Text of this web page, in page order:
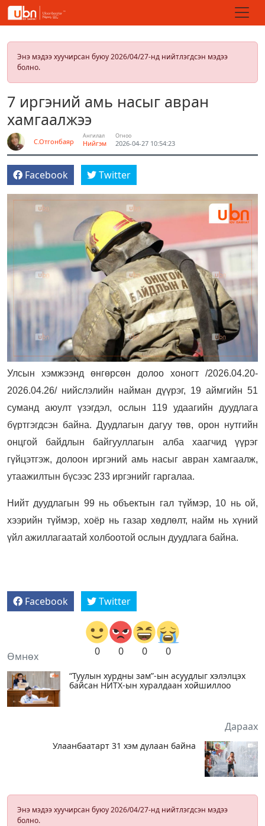
Энэ мэдээ хуучирсан буюу 2026/04/27-нд нийтлэгдсэн мэдээ
болно.
7 иргэний амь насыг авран
хамгаалжээ
С.Отгонбаяр
Ангилал
Нийгэм
Огноо
2026-04-27 10:54:23
Facebook Twitter
Улсын хэмжээнд өнгөрсөн долоо хоногт /2026.04.20-
2026.04.26/ нийслэлийн найман дүүрэг, 19 аймгийн 51
суманд аюулт үзэгдэл, ослын 119 удаагийн дуудлага
бүртгэгдсэн байна. Дуудлагын дагуу төв, орон нутгийн
онцгой байдлын байгууллагын алба хаагчид үүрэг
гүйцэтгэж, долоон иргэний амь насыг авран хамгаалж,
утаажилтын бүсээс 233 иргэнийг гаргалаа.
Нийт дуудлагын 99 нь объектын гал түймэр, 10 нь ой,
хээрийн түймэр, хоёр нь газар хөдлөлт, найм нь хүний
үйл ажиллагаатай холбоотой ослын дуудлага байна.
Facebook Twitter
0 0 0 0
Өмнөх
“Туулын хурдны зам”-ын асуудлыг хэлэлцэх
байсан НИТХ-ын хуралдаан хойшиллоо
Дараах
Улаанбаатарт 31 хэм дулаан байна
Энэ мэдээ хуучирсан буюу 2026/04/27-нд нийтлэгдсэн мэдээ
болно.